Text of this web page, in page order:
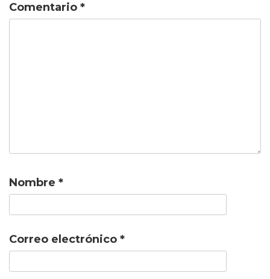
Comentario *
Nombre *
Correo electrónico *